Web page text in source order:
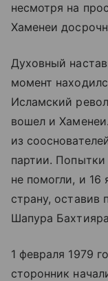
несмотря на
Хаменеи
Духовный
момент
Исламский
вошел и
из
партии.
не помогли, и 16
страну, оставив
Шапура
1 февраля 1979
сторонник